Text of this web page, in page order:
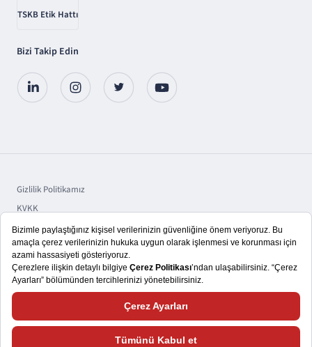
TSKB Etik Hattı
Bizi Takip Edin
Gizlilik Politikamız
KVKK
Sorumluluk
Bilgi Toplumu Hizmetleri
Size daha iyi bir kullanıcı deneyimi yaşatmayı hedefliyoruz. Bu nedenle,
çerezlerden ve web sitemizle nasıl etkileşimde bulunduğunuza ilişkin verileri